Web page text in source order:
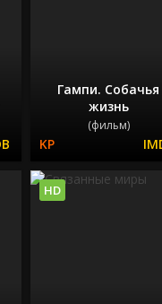
Гампи. Собачья
жизнь
(фильм)
HD